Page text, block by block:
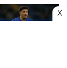
X